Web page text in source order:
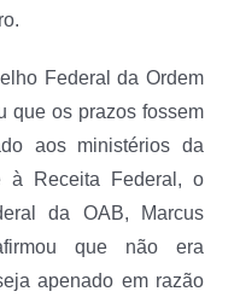
Federal da Ordem
que os prazos fossem
aos ministérios da
à Receita Federal, o
da OAB, Marcus
que não era
apenado em razão